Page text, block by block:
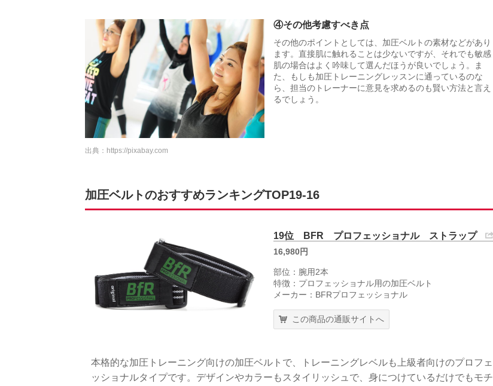
④その他考慮すべき点
その他のポイントとしては、加圧ベルトの素材などがあり
ます。直接肌に触れることは少ないですが、それでも敏感
肌の場合はよく吟味して選んだほうが良いでしょう。ま
た、もしも加圧トレーニングレッスンに通っているのな
ら、担当のトレーナーに意見を求めるのも賢い方法と言え
るでしょう。
出典： https://pixabay.com
加圧ベルトのおすすめランキングTOP19-16
19位 BFR プロフェッショナル ストラップ
16,980円
部位：腕用2本
特徴：プロフェッショナル用の加圧ベルト
メーカー：BFRプロフェッショナル
この商品の通販サイトへ
本格的な加圧トレーニング向けの加圧ベルトで、トレーニングレベルも上級者向けのプロフェ
ッショナルタイプです。デザインやカラーもスタイリッシュで、身につけているだけでもモチ